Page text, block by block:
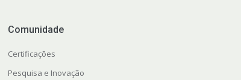
Comunidade
Certificações
Pesquisa e Inovação